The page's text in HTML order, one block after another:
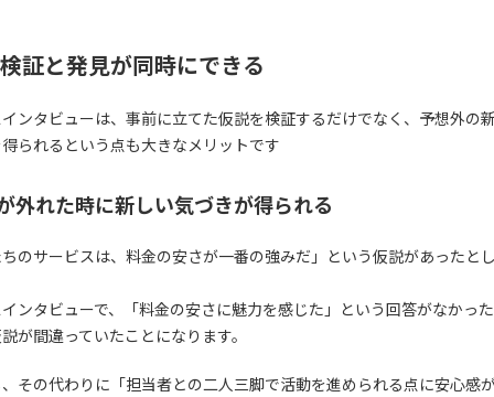
証と発見が同時にできる
ンタビューは、事前に立てた仮説を検証するだけでなく、予想外の
られるという点も大きなメリットです
外れた時に新しい気づきが得られる
のサービスは、料金の安さが一番の強みだ」という仮説があったと
ンタビューで、「料金の安さに魅力を感じた」という回答がなかっ
が間違っていたことになります。
その代わりに「担当者との二人三脚で活動を進められる点に安心感